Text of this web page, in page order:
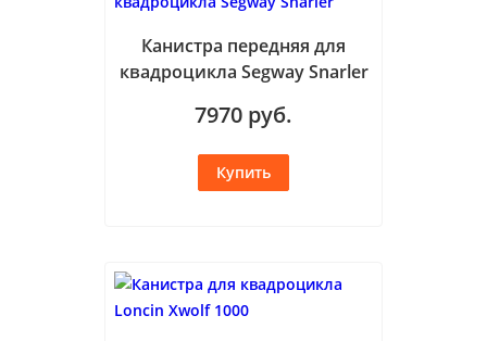
Канистра передняя для
квадроцикла Segway Snarler
7970 руб.